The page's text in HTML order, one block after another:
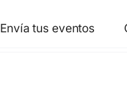
Envía tus eventos